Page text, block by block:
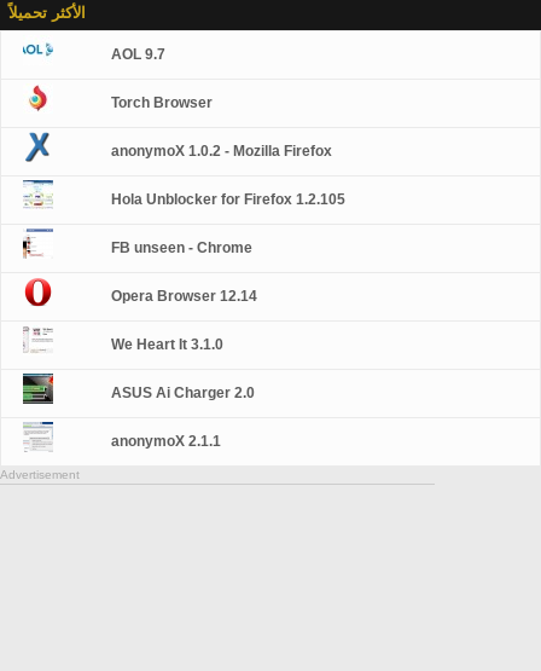
الأكثر تحميلاً
AOL 9.7
Torch Browser
anonymoX 1.0.2 - Mozilla Firefox
Hola Unblocker for Firefox 1.2.105
FB unseen - Chrome
Opera Browser 12.14
We Heart It 3.1.0
ASUS Ai Charger 2.0
anonymoX 2.1.1
Advertisement